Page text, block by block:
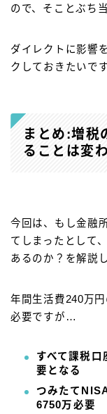
ので、そことぶち
ダイレクトに影響
クしておきたいです
まとめ:増税
ることは変
今回は、もし金融
てしまったとして
あるのか？を解説
年間生活費240万
必要ですが…
すべて課税
要となる
つみたて
6750万必要